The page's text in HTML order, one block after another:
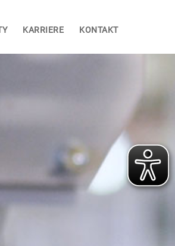
KARRIERE KONTAKT